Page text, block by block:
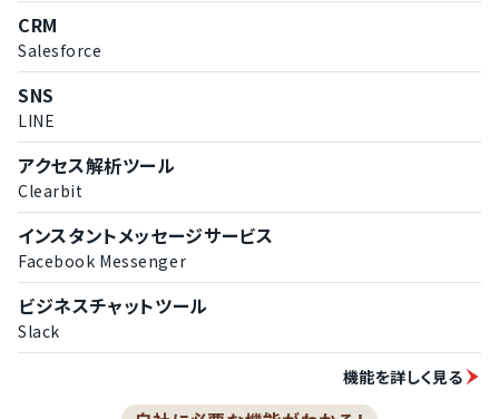
CRM
Salesforce
SNS
LINE
アクセス解析ツール
Clearbit
インスタントメッセージサービス
Facebook Messenger
ビジネスチャットツール
Slack
機能を詳しく見る